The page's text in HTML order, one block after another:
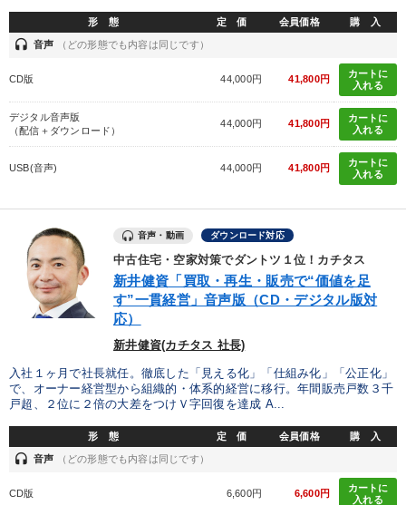
形 態 定 価 会員価格 購 入
headset 音声 （どの形態でも内容は同じです）
CD版 44,000円 41,800円
カートに
入れる
デジタル音声版
（配信＋ダウンロード）
44,000円 41,800円
カートに
入れる
USB(音声) 44,000円 41,800円
カートに
入れる
音声・動画 ダウンロード対応
中古住宅・空家対策でダントツ１位！カチタス
新井健資「買取・再生・販売で“価値を足
す”一貫経営」音声版（CD・デジタル版対
応）
新井健資(カチタス 社長)
入社１ヶ月で社長就任。徹底した「見える化」「仕組み化」「公正化」
で、オーナー経営型から組織的・体系的経営に移行。年間販売戸数３千
戸超、２位に２倍の大差をつけＶ字回復を達成 A...
形 態 定 価 会員価格 購 入
headset 音声 （どの形態でも内容は同じです）
CD版 6,600円 6,600円
カートに
入れる